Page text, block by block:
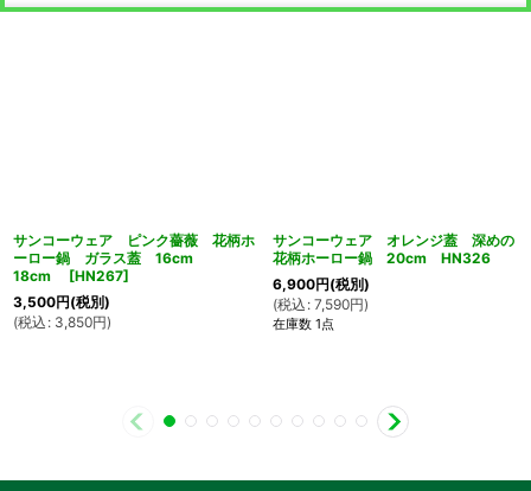
サンコーウェア ピンク薔薇 花柄ホ
ーロー鍋 ガラス蓋 16cm
18cm
[HN267]
3,500円(税別)
(税込 : 3,850円)
サンコーウェア オレンジ蓋 深めの
花柄ホーロー鍋 20cm HN326
6,900円(税別)
(税込 : 7,590円)
在庫数 1点